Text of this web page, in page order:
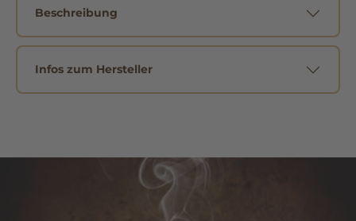
Beschreibung
Infos zum Hersteller